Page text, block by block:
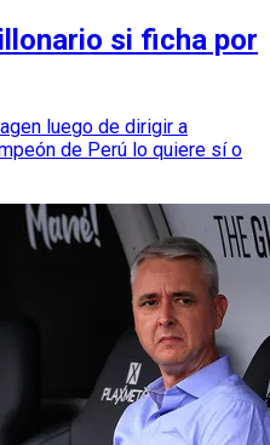
si ficha por
luego de dirigir a
de Perú lo quiere sí o